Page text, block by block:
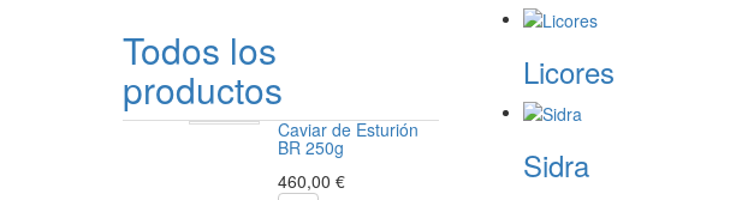
Todos los
productos
Caviar de Esturión
BR 250g
460,00 €
Licores
Sidra